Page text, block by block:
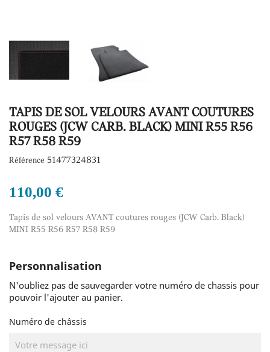
TAPIS DE SOL VELOURS AVANT COUTURES
ROUGES (JCW CARB. BLACK) MINI R55 R56
R57 R58 R59
Référence 51477324831
110,00 €
Tapis de sol velours AVANT coutures rouges (JCW Carb. Black)
MINI R55 R56 R57 R58 R59
Personnalisation
N'oubliez pas de sauvegarder votre numéro de chassis pour
pouvoir l'ajouter au panier.
Numéro de châssis